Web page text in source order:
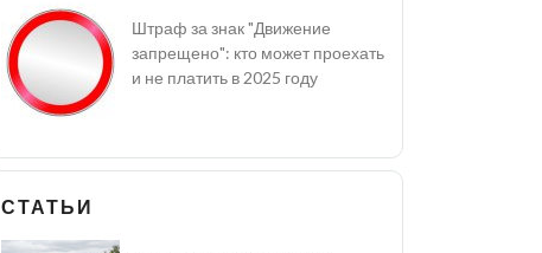
Штраф за знак "Движение
запрещено": кто может проехать
и не платить в 2025 году
СТАТЬИ